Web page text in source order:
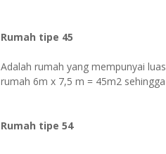
Rumah tipe 45
Adalah rumah yang mempunyai
rumah 6m x 7,5 m = 45m2
Rumah tipe 54